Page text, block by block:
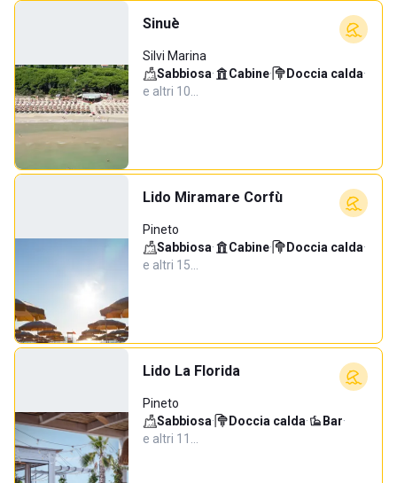
Sinuè
Silvi Marina
Sabbiosa· Cabine· Doccia calda·
e altri 10…
Lido Miramare Corfù
Pineto
Sabbiosa· Cabine· Doccia calda·
e altri 15…
Lido La Florida
Pineto
Sabbiosa· Doccia calda· Bar·
e altri 11…